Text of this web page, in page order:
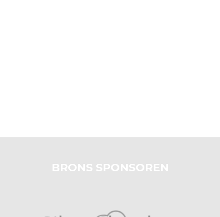
BRONS SPONSOREN